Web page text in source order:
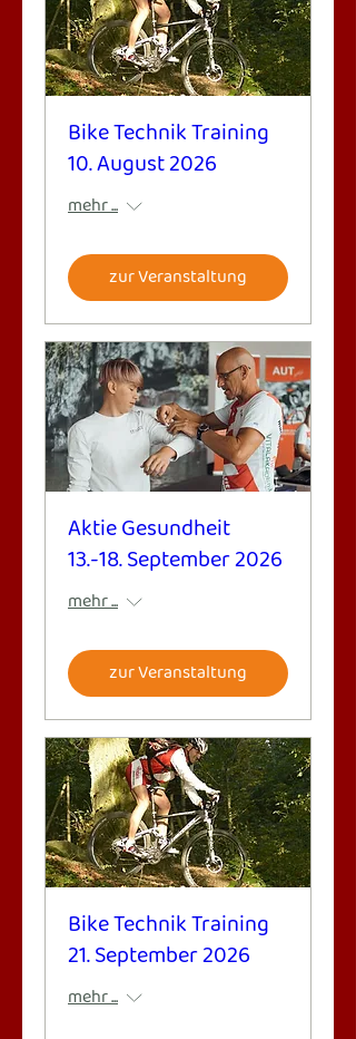
Bike Technik Training
10. August 2026
mehr ...
zur Veranstaltung
Aktie Gesundheit
13.-18. September 2026
mehr ...
zur Veranstaltung
Bike Technik Training
21. September 2026
mehr ...